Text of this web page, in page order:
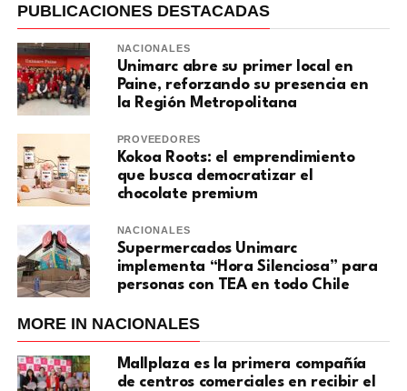
PUBLICACIONES DESTACADAS
NACIONALES
Unimarc abre su primer local en
Paine, reforzando su presencia en
la Región Metropolitana
PROVEEDORES
Kokoa Roots: el emprendimiento
que busca democratizar el
chocolate premium
NACIONALES
Supermercados Unimarc
implementa “Hora Silenciosa” para
personas con TEA en todo Chile
MORE IN NACIONALES
Mallplaza es la primera compañía
de centros comerciales en recibir el